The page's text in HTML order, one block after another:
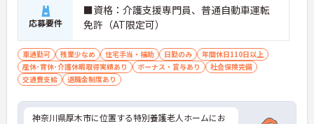
応募要件
■資格：介護支援専門員、普通自動車運転
免許（AT限定可）
車通勤可 残業少なめ 住宅手当・補助 日勤のみ
年間休日110日以上
産休･育休･介護休暇取得実績あり
ボーナス・賞与あり
社会保険完備
交通費支給
退職金制度あり
神奈川県厚木市に位置する特別養護老人ホームにお